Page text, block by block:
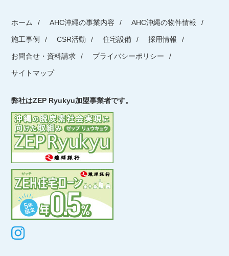
ホーム AHC沖縄の事業内容 AHC沖縄の物件情報
施工事例 CSR活動 住宅設備 採用情報
お問合せ・資料請求 プライバシーポリシー
サイトマップ
弊社はZEP Ryukyu加盟事業者です。